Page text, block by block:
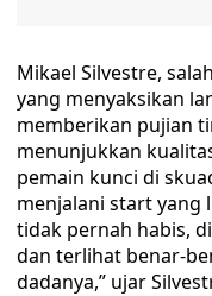
Mikael Silvestre,
yang menyaksikan
memberikan pujian
menunjukkan
pemain kunci di
menjalani start yang
tidak pernah habis,
dan terlihat benar-
dadanya,” ujar